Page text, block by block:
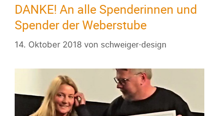
DANKE! An alle Spenderinnen und
Spender der Weberstube
14. Oktober 2018 von schweiger-design